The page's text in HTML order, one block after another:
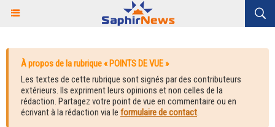
À propos de la rubrique « POINTS DE VUE »
Les textes de cette rubrique sont signés par des contributeurs
extérieurs. Ils expriment leurs opinions et non celles de la
rédaction. Partagez votre point de vue en commentaire ou en
écrivant à la rédaction via le formulaire de contact.